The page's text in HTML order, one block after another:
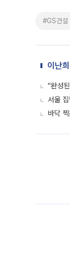
#GS건설
이난
"완성
서울
바닥